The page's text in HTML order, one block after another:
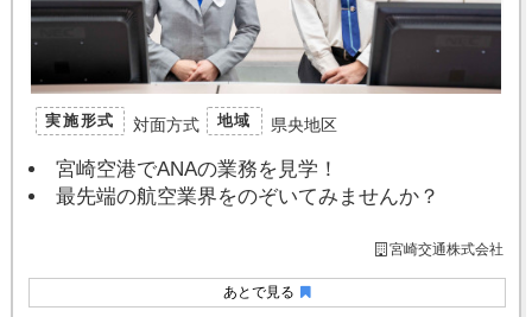
あとで見る
実施形式 対面方式 地域 県央地区
宮崎空港でANAの業務を見学！
最先端の航空業界をのぞいてみませんか？
宮崎交通株式会社